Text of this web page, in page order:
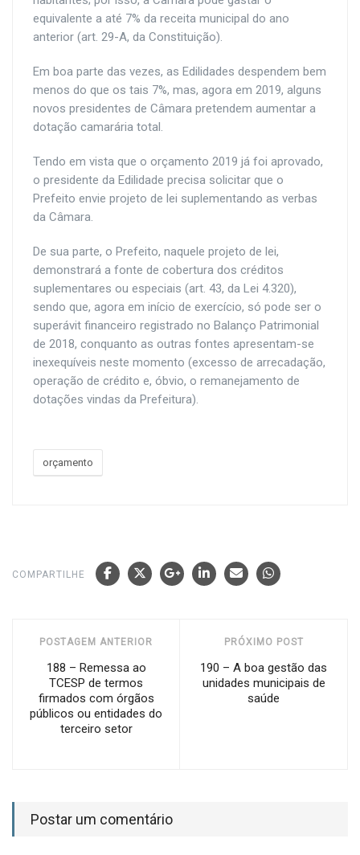
equivalente a até 7% da receita municipal do ano
anterior (art. 29-A, da Constituição).
Em boa parte das vezes, as Edilidades despendem bem
menos do que os tais 7%, mas, agora em 2019, alguns
novos presidentes de Câmara pretendem aumentar a
dotação camarária total.
Tendo em vista que o orçamento 2019 já foi aprovado,
o presidente da Edilidade precisa solicitar que o
Prefeito envie projeto de lei suplementando as verbas
da Câmara.
De sua parte, o Prefeito, naquele projeto de lei,
demonstrará a fonte de cobertura dos créditos
suplementares ou especiais (art. 43, da Lei 4.320),
sendo que, agora em início de exercício, só pode ser o
superávit financeiro registrado no Balanço Patrimonial
de 2018, conquanto as outras fontes apresentam-se
inexequíveis neste momento (excesso de arrecadação,
operação de crédito e, óbvio, o remanejamento de
dotações vindas da Prefeitura).
orçamento
COMPARTILHE
POSTAGEM ANTERIOR
188 – Remessa ao
TCESP de termos
firmados com órgãos
públicos ou entidades do
terceiro setor
PRÓXIMO POST
190 – A boa gestão das
unidades municipais de
saúde
Postar um comentário